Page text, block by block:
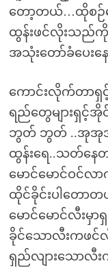
တော့တယ်…ထိုစဉ်မ
ထွန်းဖင်လိုးသည်ကို
အသုံးတော်ခံပေးန
ကောင်းလိုက်တာ
ရည်တွေများရှင့်
ဘွတ် ဘွတ် ..အုအု
ထွန်းရေ..သတ်နေ
မောင်မောင်ဝင်
ထိုင်ခိုင်းပါတောတ
မောင်မောင်လီး
ခိုင်သောလီးကဖင်လို
ရှည်လျားသောလီ